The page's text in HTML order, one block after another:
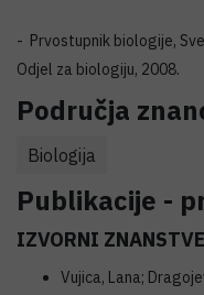
- Prvostupnik biologije,
Odjel za biologiju, 2008.
Područja
Biologija
Publikacije -
IZVORNI
Vujica, Lana;